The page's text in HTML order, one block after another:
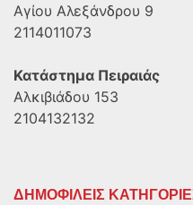
Αγίου Αλεξάνδρου 9
2114011073
Κατάστημα Πειραιάς
Αλκιβιάδου 153
2104132132
ΔΗΜΟΦΙΛΕΙΣ